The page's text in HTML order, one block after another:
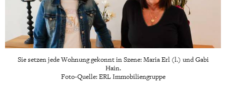
Sie setzen jede Wohnung gekonnt in Szene: Maria Erl (l.) und Gabi
Hain.
Foto-Quelle: ERL Immobiliengruppe